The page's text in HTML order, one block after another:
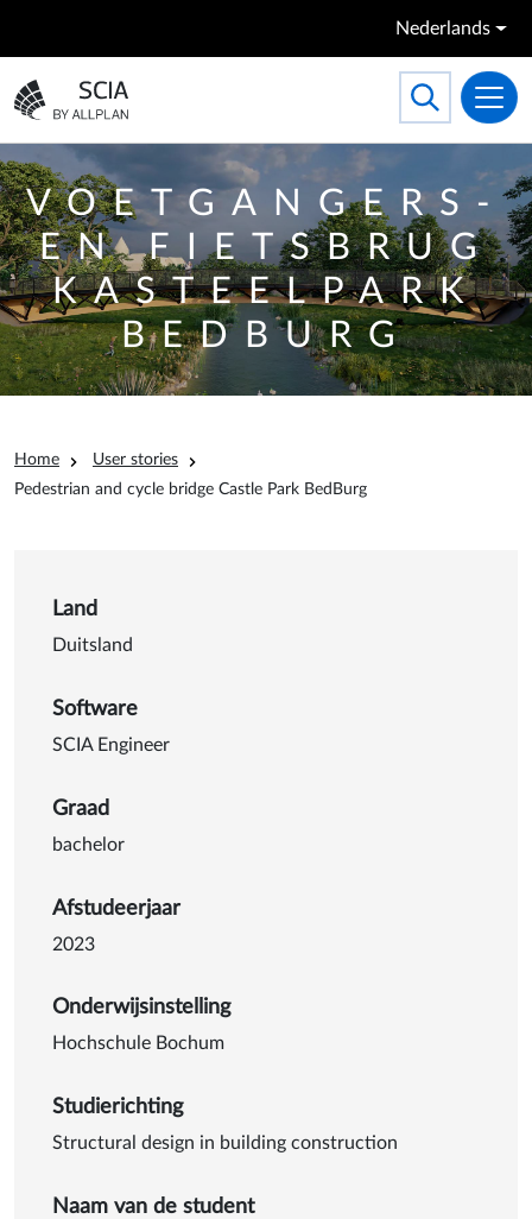
Nederlands
Ga naar homepagina
Toggle
Search
VOETGANGERS-
EN FIETSBRUG
KASTEELPARK
BEDBURG
Kruimelpad
Home
User stories
Pedestrian and cycle bridge Castle Park BedBurg
Details van Pedestrian and
Land
Duitsland
Software
SCIA Engineer
Graad
bachelor
Afstudeerjaar
2023
Onderwijsinstelling
Hochschule Bochum
Studierichting
Structural design in building construction
Naam van de student